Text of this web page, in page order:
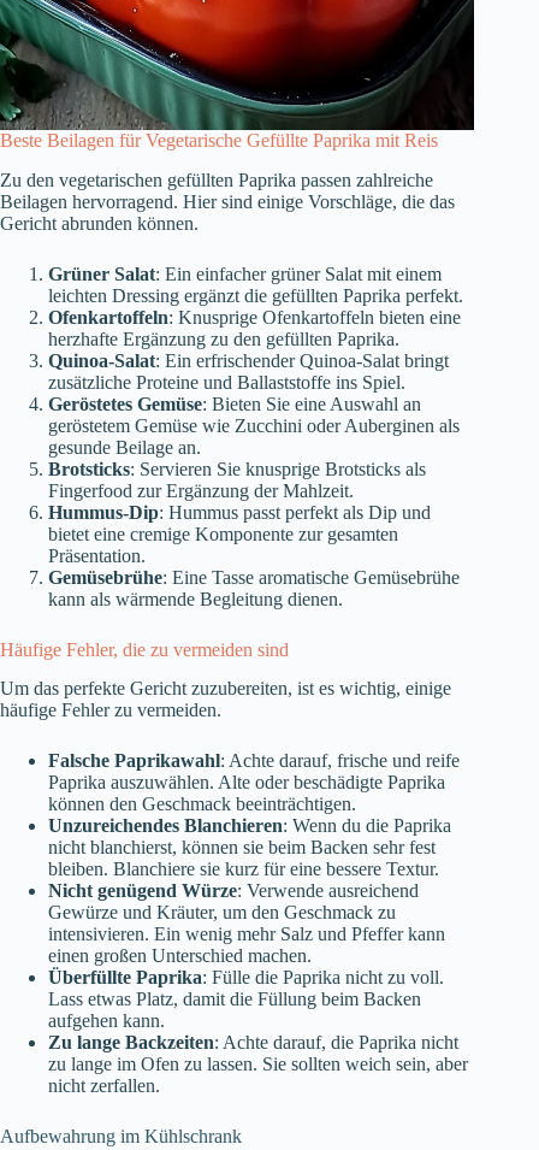
Beste Beilagen für Vegetarische Gefüllte Paprika mit Reis
Zu den vegetarischen gefüllten Paprika passen zahlreiche
Beilagen hervorragend. Hier sind einige Vorschläge, die das
Gericht abrunden können.
Grüner Salat: Ein einfacher grüner Salat mit einem
leichten Dressing ergänzt die gefüllten Paprika perfekt.
Ofenkartoffeln: Knusprige Ofenkartoffeln bieten eine
herzhafte Ergänzung zu den gefüllten Paprika.
Quinoa-Salat: Ein erfrischender Quinoa-Salat bringt
zusätzliche Proteine und Ballaststoffe ins Spiel.
Geröstetes Gemüse: Bieten Sie eine Auswahl an
geröstetem Gemüse wie Zucchini oder Auberginen als
gesunde Beilage an.
Brotsticks: Servieren Sie knusprige Brotsticks als
Fingerfood zur Ergänzung der Mahlzeit.
Hummus-Dip: Hummus passt perfekt als Dip und
bietet eine cremige Komponente zur gesamten
Präsentation.
Gemüsebrühe: Eine Tasse aromatische Gemüsebrühe
kann als wärmende Begleitung dienen.
Häufige Fehler, die zu vermeiden sind
Um das perfekte Gericht zuzubereiten, ist es wichtig, einige
häufige Fehler zu vermeiden.
Falsche Paprikawahl: Achte darauf, frische und reife
Paprika auszuwählen. Alte oder beschädigte Paprika
können den Geschmack beeinträchtigen.
Unzureichendes Blanchieren: Wenn du die Paprika
nicht blanchierst, können sie beim Backen sehr fest
bleiben. Blanchiere sie kurz für eine bessere Textur.
Nicht genügend Würze: Verwende ausreichend
Gewürze und Kräuter, um den Geschmack zu
intensivieren. Ein wenig mehr Salz und Pfeffer kann
einen großen Unterschied machen.
Überfüllte Paprika: Fülle die Paprika nicht zu voll.
Lass etwas Platz, damit die Füllung beim Backen
aufgehen kann.
Zu lange Backzeiten: Achte darauf, die Paprika nicht
zu lange im Ofen zu lassen. Sie sollten weich sein, aber
nicht zerfallen.
Aufbewahrung im Kühlschrank